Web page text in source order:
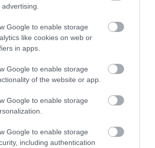
Google to enable storage
like cookies on web or
in apps.
Google to enable storage
of the website or app.
Google to enable storage
Google to enable storage
including authentication
kórházakról könnyű azt
a mai intézmények
meghökkentő
kezelték a betegeket, de a
jóval összetettebb. A
egyszerre több
a középkori
nem is orvosok…